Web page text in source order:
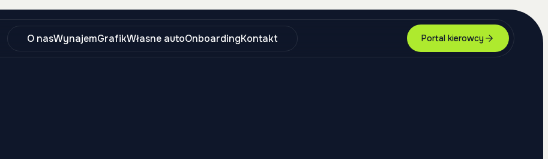
O nasWynajemGrafikWłasne autoOnboardingKontakt Portal kierowcy